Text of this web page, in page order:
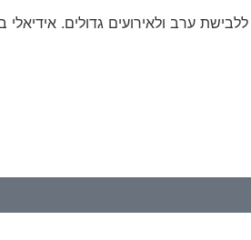
ערב ולאירועים גדולים. אידיאלי